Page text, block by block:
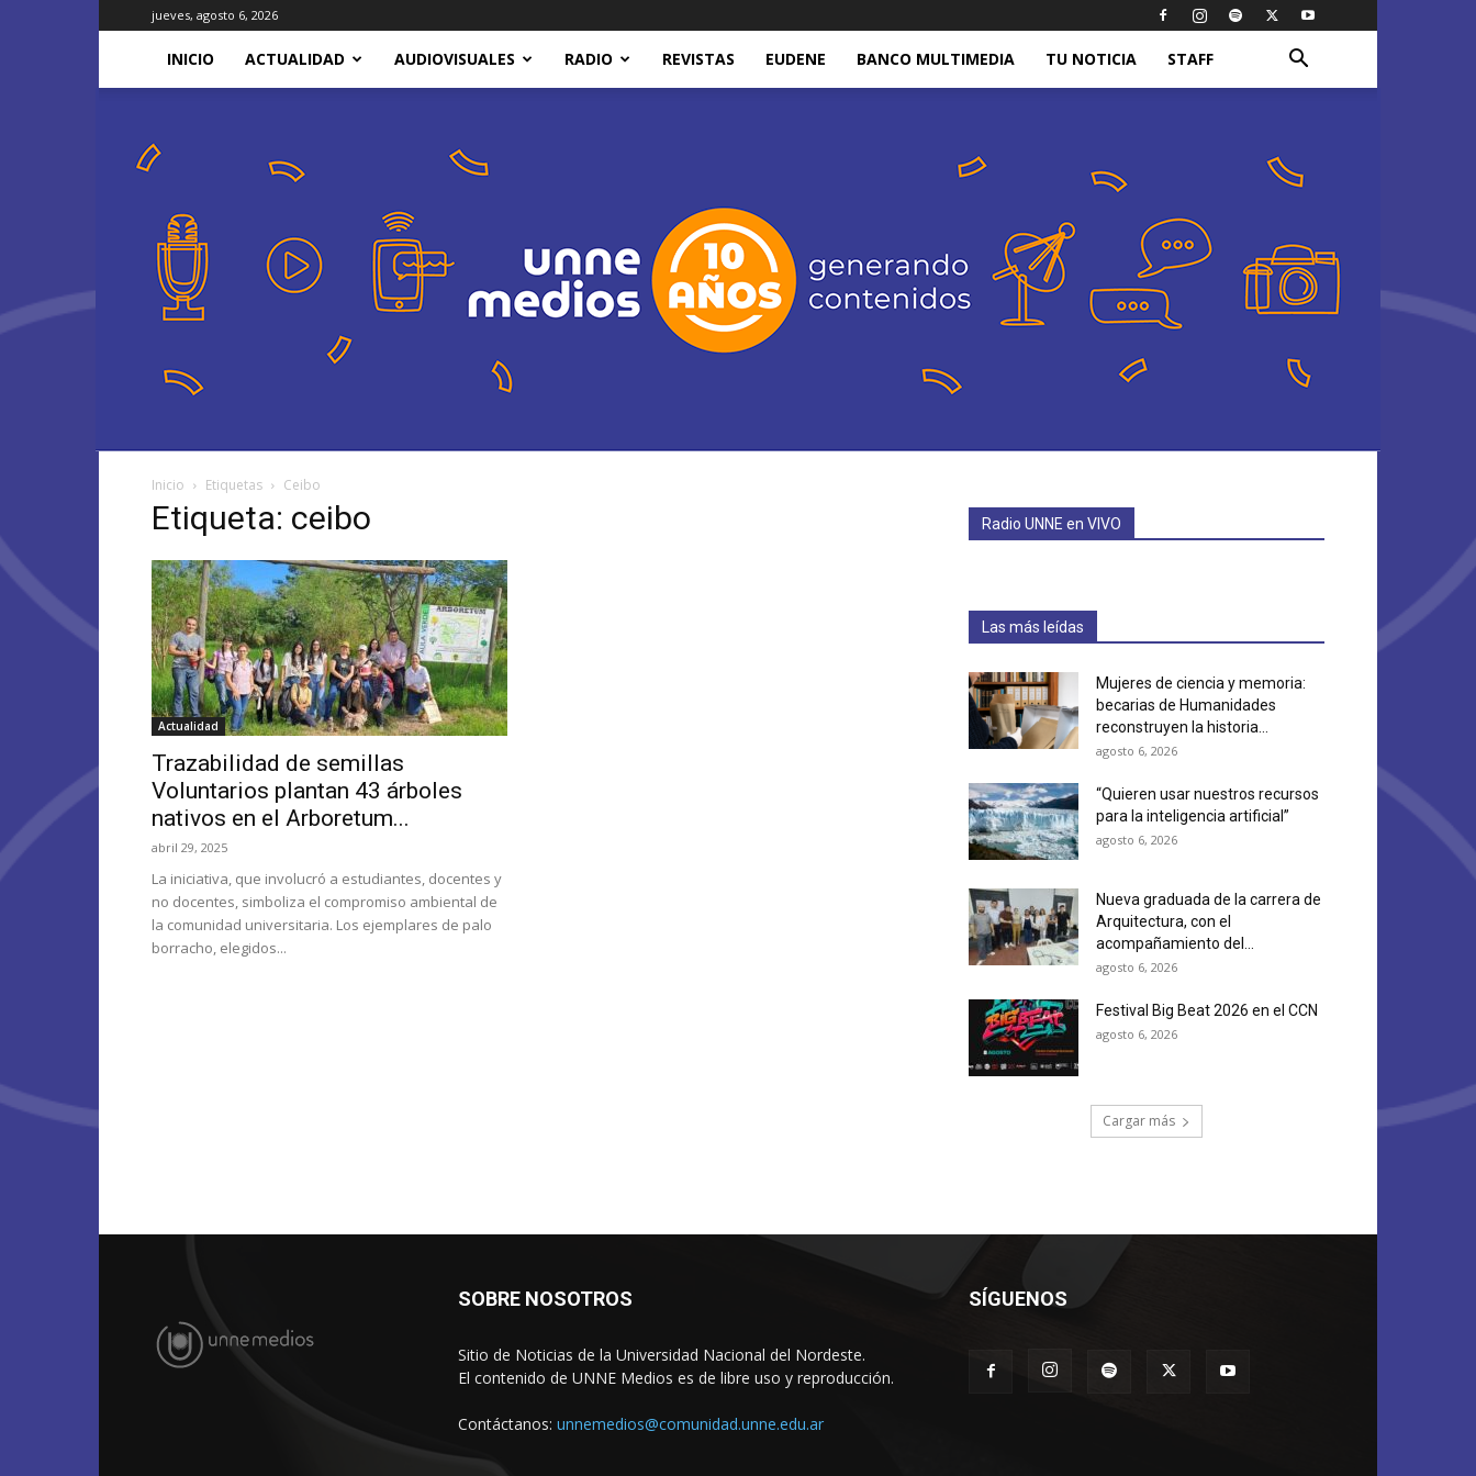
jueves, agosto 6, 2026
INICIO ACTUALIDAD AUDIOVISUALES RADIO REVISTAS EUDENE BANCO MULTIMEDIA TU NOTICIA STAFF
Inicio Etiquetas Ceibo
Etiqueta: ceibo
Actualidad
Trazabilidad de semillas
Voluntarios plantan 43 árboles
nativos en el Arboretum...
abril 29, 2025
La iniciativa, que involucró a estudiantes, docentes y
no docentes, simboliza el compromiso ambiental de
la comunidad universitaria. Los ejemplares de palo
borracho, elegidos...
Radio UNNE en VIVO
Las más leídas
Mujeres de ciencia y memoria:
becarias de Humanidades
reconstruyen la historia...
agosto 6, 2026
“Quieren usar nuestros recursos
para la inteligencia artificial”
agosto 6, 2026
Nueva graduada de la carrera de
Arquitectura, con el
acompañamiento del...
agosto 6, 2026
Festival Big Beat 2026 en el CCN
agosto 6, 2026
Cargar más
SOBRE NOSOTROS
Sitio de Noticias de la Universidad Nacional del Nordeste.
El contenido de UNNE Medios es de libre uso y reproducción.
Contáctanos: unnemedios@comunidad.unne.edu.ar
SÍGUENOS